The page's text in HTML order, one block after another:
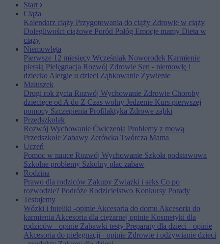
Start
Ciąża
Kalendarz ciąży Przygotowania do ciąży Zdrowie w ciąży
Dolegliwości ciążowe Poród Połóg Emocje mamy Dieta w
ciąży
Niemowlęta
Pierwsze 12 miesięcy Wcześniak Noworodek Karmienie
piersią Pielęgnacja Rozwój Zdrowie Sen - niemowlę i
dziecko Alergie u dzieci Ząbkowanie Żywienie
Maluszek
Drugi rok życia Rozwój Wychowanie Zdrowie Choroby
dziecięce od A do Z Czas wolny Jedzenie Kurs pierwszej
pomocy Szczepienia Profilaktyka Zdrowe ząbki
Przedszkolak
Rozwój Wychowanie Ćwiczenia Problemy z mową
Przedszkole Zabawy Zerówka Twórcza Mama
Uczeń
Pomoc w nauce Rozwój Wychowanie Szkoła podstawowa
Szkolne problemy Szkolny plac zabaw
Rodzina
Prawo dla rodziców Zakupy Związki i seks Co po
rozwodzie? Podróże Rodzicielstwo Konkursy Porady
Testujemy
Wózki i foteliki -opinieAkcesoria do domu Akcesoria do
karmieniaAkcesoria dla ciężarnej opinie Kosmetyki dla
rodziców - opinie Zabawki testy Preparaty dla dzieci - opinie
Akcesoria do pielęgnacji - opinie Zdrowie i odżywianie dzieci